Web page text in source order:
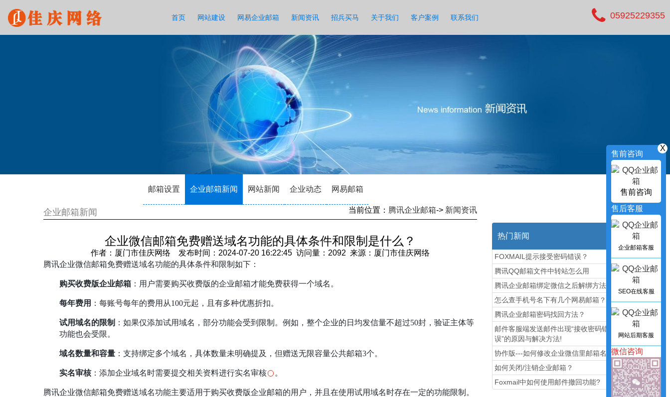
首页 网站建设 网易企业邮箱 新闻资讯 招兵买马 关于我们 客户案例 联系我们 05925229355
邮箱设置 企业邮箱新闻 网站新闻 企业动态 网易邮箱
企业邮箱新闻 当前位置： 腾讯企业邮箱-> 新闻资讯
企业微信邮箱免费赠送域名功能的具体条件和限制是什么？
作者：厦门市佳庆网络 发布时间：2024-07-20 16:22:45 访问量：2092 来源：厦门市佳庆网络
腾讯企业微信邮箱免费赠送域名功能的具体条件和限制如下：
购买收费版企业邮箱 ：用户需要购买收费版的企业邮箱才能免费获得一个域名。
每年费用 ：每账号每年的费用从100元起，且有多种优惠折扣。
试用域名的限制 ：如果仅添加试用域名，部分功能会受到限制。例如，整个企业的日均发信量不超过50封，验证主体等
功能也会受限。
域名数量和容量 ：支持绑定多个域名，具体数量未明确提及，但赠送无限容量公共邮箱3个。
实名审核：添加企业域名时需要提交相关资料进行实名审核 。
腾讯企业微信邮箱免费赠送域名功能主要适用于购买收费版企业邮箱的用户，并且在使用试用域名时存在一定的功能限制。
热门新闻
FOXMAIL提示接受密码错误？
腾讯QQ邮箱文件中转站怎么用
腾讯企业邮箱绑定微信之后解绑方法图解
怎么查手机号名下有几个网易邮箱？
腾讯企业邮箱密码找回方法？
邮件客服端发送邮件出现“接收密码错
误”的原因与解决方法!
协作版---如何修改企业微信里邮箱名称
如何关闭/注销企业邮箱？
Foxmail中如何使用邮件撤回功能?
X
售前咨询
售前咨询
售后客服
企业邮箱客服
SEO在线客服
网站后期客服
微信咨询